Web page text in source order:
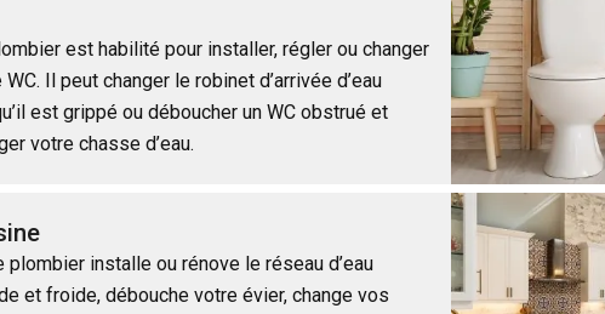
est habilité pour installer, régler ou changer
Il peut changer le robinet d’arrivée d’eau
est grippé ou déboucher un WC obstrué et
votre chasse d’eau.
plombier installe ou rénove le réseau d’eau
et froide, débouche votre évier, change vos